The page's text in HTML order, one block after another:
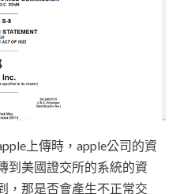
上傳時，apple公司的資
到美國證交所的系統的資
，那是否會產生不正常交